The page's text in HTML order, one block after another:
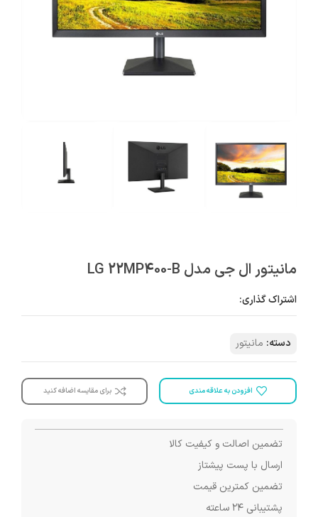
مانیتور ال جی مدل LG 22MP400-B
اشتراک گذاری:
دسته: مانیتور
افزودن به علاقه مندی برای مقایسه اضافه کنید
تضمین اصالت و کیفیت کالا
ارسال با پست پیشتاز
تضمین کمترین قیمت
پشتیبانی ۲۴ ساعته